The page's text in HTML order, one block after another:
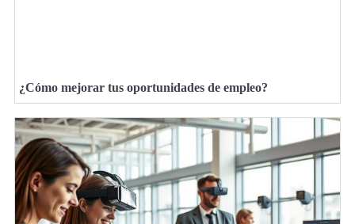
¿Cómo mejorar tus oportunidades de empleo?